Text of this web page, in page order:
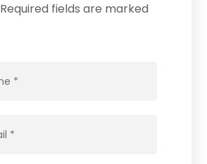
Required fields are marked